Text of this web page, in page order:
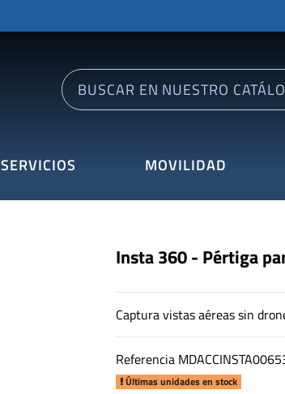
SERVICIOS MOVILIDAD
Insta 360 - Pértiga
Captura vistas aéreas sin
Referencia
Últimas unidades en stock